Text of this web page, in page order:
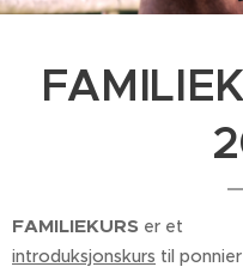
FAMILIEKURS er et
introduksjonskurs til